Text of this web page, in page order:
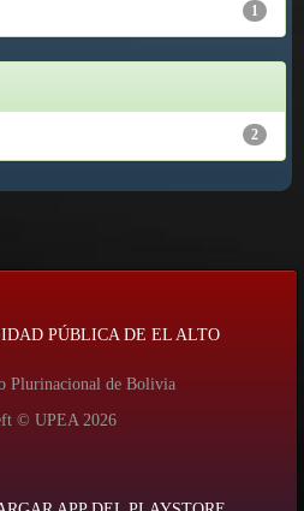
1
2
PÚBLICA DE EL ALTO
Plurinacional de Bolivia
© UPEA 2026